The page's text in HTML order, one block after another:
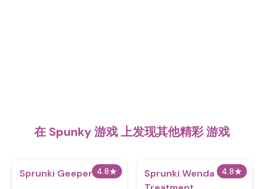
在 Spunky 游戏 上发现其他精彩 游戏
4.8★
Sprunki Geepers 4.8★
Sprunki Wenda